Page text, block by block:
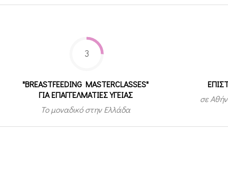
3
"BREASTFEEDING MASTERCLASSES"
ΓΙΑ ΕΠΑΓΓΕΛΜΑΤΙΕΣ ΥΓΕΙΑΣ
Το μοναδικό στην Ελλάδα
σε